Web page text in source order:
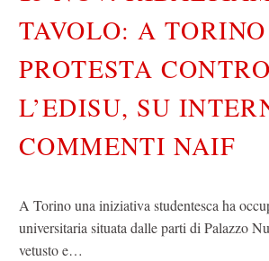
TAVOLO: A
PROTESTA CONTRO
L’EDISU, SU
COMMENTI NAIF
A Torino una iniziativa studentesca ha
universitaria situata dalle parti di Palazzo
vetusto e…